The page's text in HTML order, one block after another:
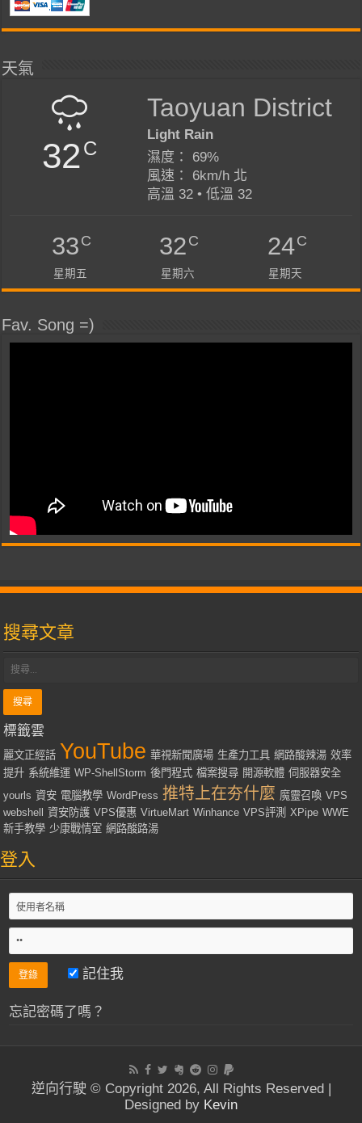
天氣
32C
Taoyuan District
Light Rain
濕度： 69%
風速： 6km/h 北
高溫 32 • 低溫 32
33C
星期五
32C
星期六
24C
星期天
Fav. Song =)
搜尋文章
標籤雲
麗文正經話 YouTube 華視新聞廣場 生產力工具 網路酸辣湯 效率
提升 系統維運 WP-ShellStorm 後門程式 檔案搜尋 開源軟體 伺服器安全
yourls 資安 電腦教學 WordPress 推特上在夯什麼 魔靈召喚 VPS
webshell
資安防護 VPS優惠 VirtueMart Winhance VPS評測 XPipe WWE
新手教學 少康戰情室 網路酸路湯
登入
記住我
忘記密碼了嗎？
逆向行駛 © Copyright 2026, All Rights Reserved |
Designed by Kevin